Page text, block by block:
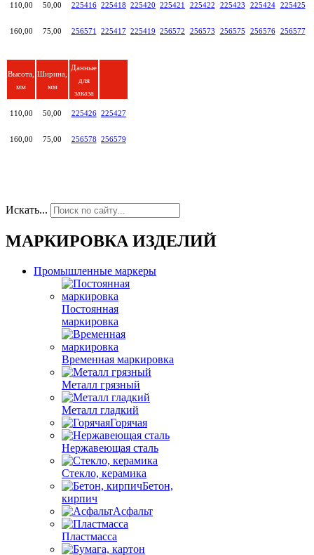
110,00 50,00 225416 225418 225420 225421 225422 225423 225424 225425
160,00 75,00 256571 225417 225419 256572 256573 256575 256576 256577
Высота,
мм
Ширина,
мм
Данные
для
заказа
110,00 50,00 225426 225427
160,00 75,00 256578 256579
Искать...
МАРКИРОВКА ИЗДЕЛИЙ
Промышленные маркеры
Постоянная
маркировка
Временная маркировка
Металл грязный
Металл гладкий
Горячая
Нержавеющая сталь
Стекло, керамика
Бетон,
кирпич
Асфальт
Пластмасса